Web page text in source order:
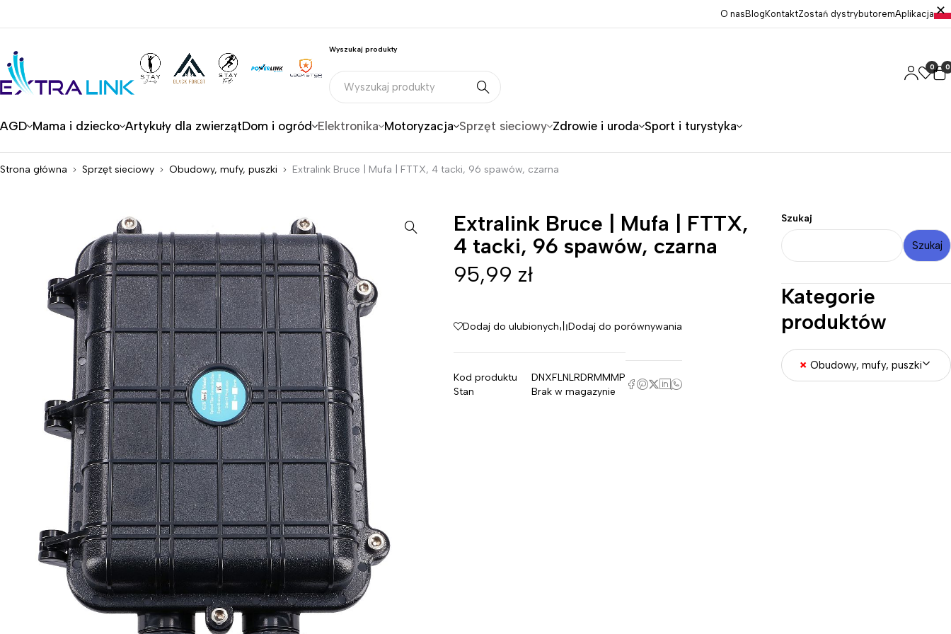
O nas Blog KontaktZostań dystrybutoremAplikacja
Wyszukaj produkty
0 0
AGD Mama i dziecko Artykuły dla zwierzątDom i ogród Elektronika Motoryzacja Sprzęt sieciowy Zdrowie i uroda Sport i turystyka
Strona główna Sprzęt sieciowy Obudowy, mufy, puszki Extralink Bruce | Mufa | FTTX, 4 tacki, 96 spawów, czarna
Extralink Bruce | Mufa | FTTX,
4 tacki, 96 spawów, czarna
95,99 zł
Dodaj do ulubionych Dodaj do porównywania
Kod produktu
DNXFLNLRDRMMMP
Stan
Brak w magazynie
Szukaj
Szukaj
Kategorie
produktów
× Obudowy, mufy, puszki